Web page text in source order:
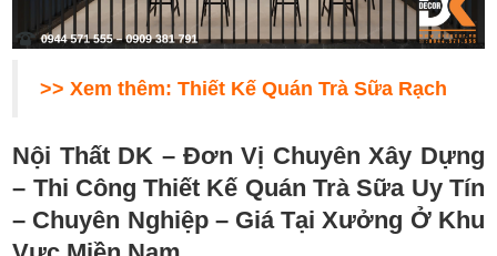
>> Xem thêm:Thiết Kế Quán Trà Sữa Rạch
Nội Thất DK – Đơn Vị Chuyên Xây Dựng
– Thi CôngThiết Kế Quán Trà Sữa Uy Tín
– Chuyên Nghiệp – Giá Tại Xưởng Ở Khu